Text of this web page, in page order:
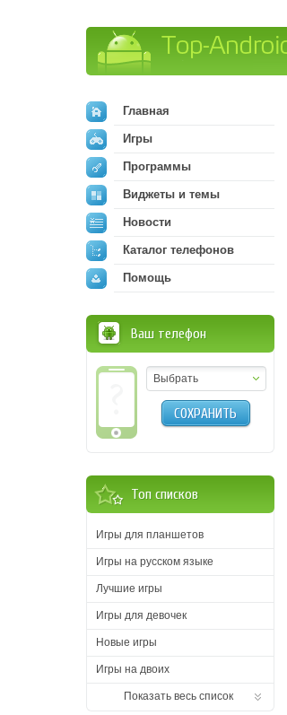
Главная
Игры
Программы
Виджеты и темы
Новости
Каталог телефонов
Помощь
Ваш телефон
Выбрать
СОХРАНИТЬ
Топ списков
Игры для планшетов
Игры на русском языке
Лучшие игры
Игры для девочек
Новые игры
Игры на двоих
Показать весь список